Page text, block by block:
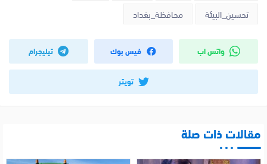
تحسين_البيئة
محافظة_بغداد
واتس اب فيس بوك تيليجرام
تويتر
مقالات ذات صلة